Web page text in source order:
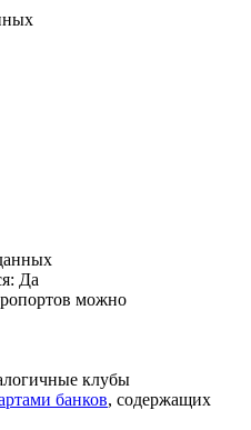
Да
можно
клубы
банков, содержащих